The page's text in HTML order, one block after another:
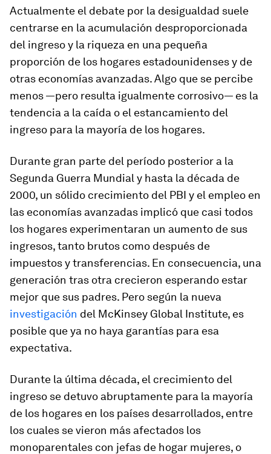
Actualmente el debate por la desigualdad suele
centrarse en la acumulación desproporcionada
del ingreso y la riqueza en una pequeña
proporción de los hogares estadounidenses y de
otras economías avanzadas. Algo que se percibe
menos —pero resulta igualmente corrosivo— es la
tendencia a la caída o el estancamiento del
ingreso para la mayoría de los hogares.
Durante gran parte del período posterior a la
Segunda Guerra Mundial y hasta la década de
2000, un sólido crecimiento del PBI y el empleo en
las economías avanzadas implicó que casi todos
los hogares experimentaran un aumento de sus
ingresos, tanto brutos como después de
impuestos y transferencias. En consecuencia, una
generación tras otra crecieron esperando estar
mejor que sus padres. Pero según la nueva
investigación del McKinsey Global Institute, es
posible que ya no haya garantías para esa
expectativa.
Durante la última década, el crecimiento del
ingreso se detuvo abruptamente para la mayoría
de los hogares en los países desarrollados, entre
los cuales se vieron más afectados los
monoparentales con jefas de hogar mujeres, o